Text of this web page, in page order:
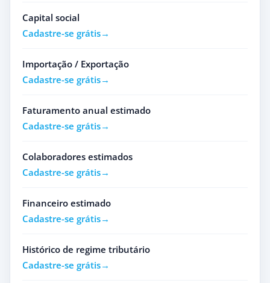
Capital social
Cadastre-se grátis
Importação / Exportação
Cadastre-se grátis
Faturamento anual estimado
Cadastre-se grátis
Colaboradores estimados
Cadastre-se grátis
Financeiro estimado
Cadastre-se grátis
Histórico de regime tributário
Cadastre-se grátis